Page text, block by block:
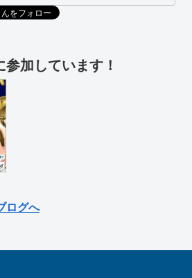
加しています！